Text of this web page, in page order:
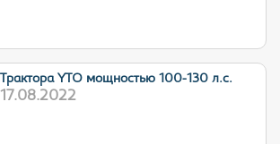
Трактора YTO мощностью 100-130 л.с.
17.08.2022